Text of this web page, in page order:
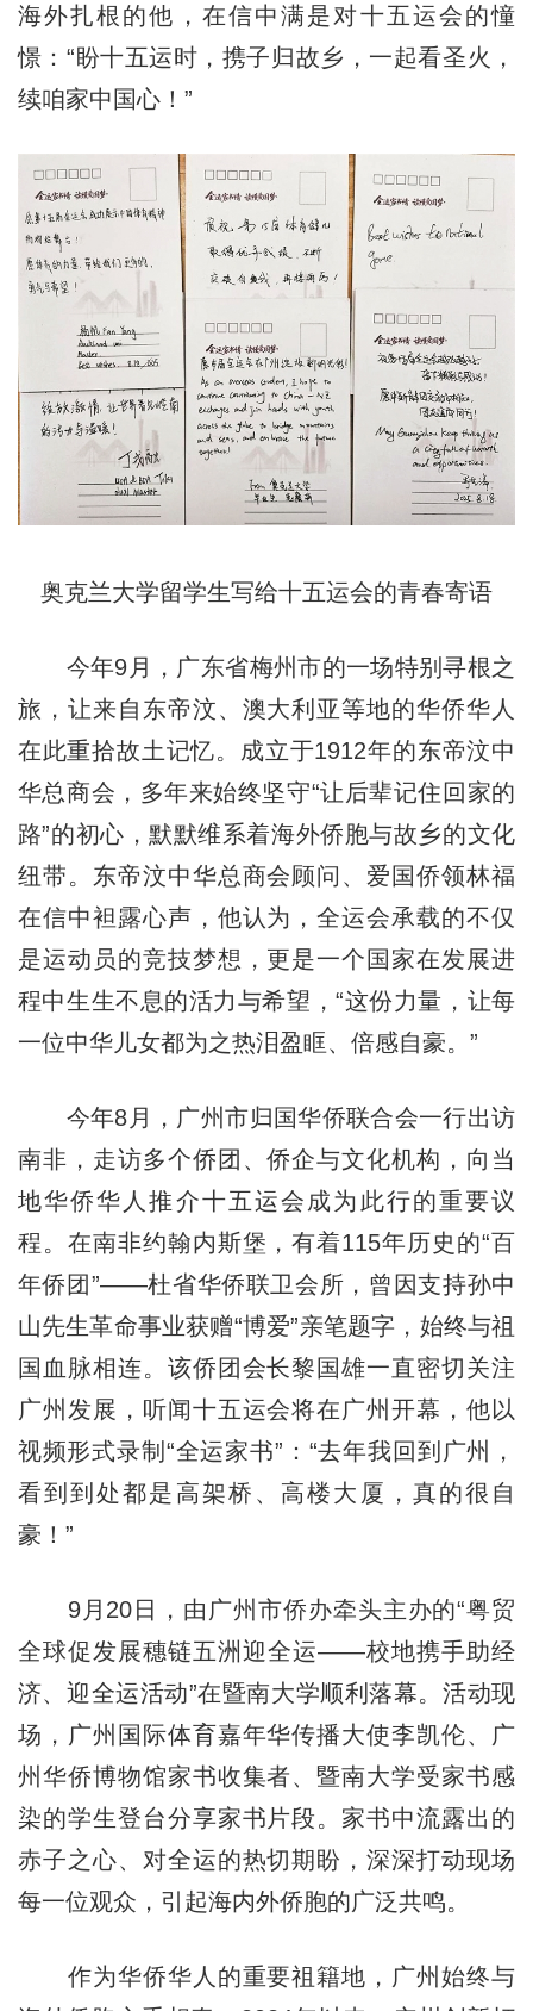
海外扎根的他，在信中满是对十五运会的憧
憬：“盼十五运时，携子归故乡，一起看圣火，
续咱家中国心！”
奥克兰大学留学生写给十五运会的青春寄语
今年9月，广东省梅州市的一场特别寻根之
旅，让来自东帝汶、澳大利亚等地的华侨华人
在此重拾故土记忆。成立于1912年的东帝汶中
华总商会，多年来始终坚守“让后辈记住回家的
路”的初心，默默维系着海外侨胞与故乡的文化
纽带。东帝汶中华总商会顾问、爱国侨领林福
在信中袒露心声，他认为，全运会承载的不仅
是运动员的竞技梦想，更是一个国家在发展进
程中生生不息的活力与希望，“这份力量，让每
一位中华儿女都为之热泪盈眶、倍感自豪。”
今年8月，广州市归国华侨联合会一行出访
南非，走访多个侨团、侨企与文化机构，向当
地华侨华人推介十五运会成为此行的重要议
程。在南非约翰内斯堡，有着115年历史的“百
年侨团”——杜省华侨联卫会所，曾因支持孙中
山先生革命事业获赠“博爱”亲笔题字，始终与祖
国血脉相连。该侨团会长黎国雄一直密切关注
广州发展，听闻十五运会将在广州开幕，他以
视频形式录制“全运家书”：“去年我回到广州，
看到到处都是高架桥、高楼大厦，真的很自
豪！”
9月20日，由广州市侨办牵头主办的“粤贸
全球促发展穗链五洲迎全运——校地携手助经
济、迎全运活动”在暨南大学顺利落幕。活动现
场，广州国际体育嘉年华传播大使李凯伦、广
州华侨博物馆家书收集者、暨南大学受家书感
染的学生登台分享家书片段。家书中流露出的
赤子之心、对全运的热切期盼，深深打动现场
每一位观众，引起海内外侨胞的广泛共鸣。
作为华侨华人的重要祖籍地，广州始终与